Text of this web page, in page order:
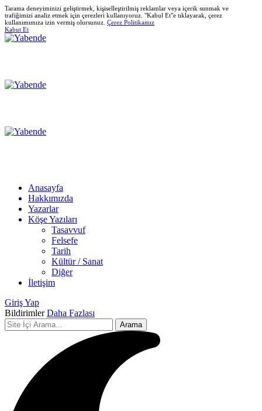
Tarama deneyiminizi geliştirmek, kişiselleştirilmiş reklamlar veya içerik sunmak ve
trafiğimizi analiz etmek için çerezleri kullanıyoruz. "Kabul Et"e tıklayarak, çerez
kullanımımıza izin vermiş olursunuz. Çerez Politikamız
Kabut Et
Anasayfa
Hakkımızda
Yazarlar
Köşe Yazıları
Tasavvuf
Felsefe
Tarih
Kültür / Sanat
Diğer
İletişim
Giriş Yap
Bildirimler Daha Fazlası